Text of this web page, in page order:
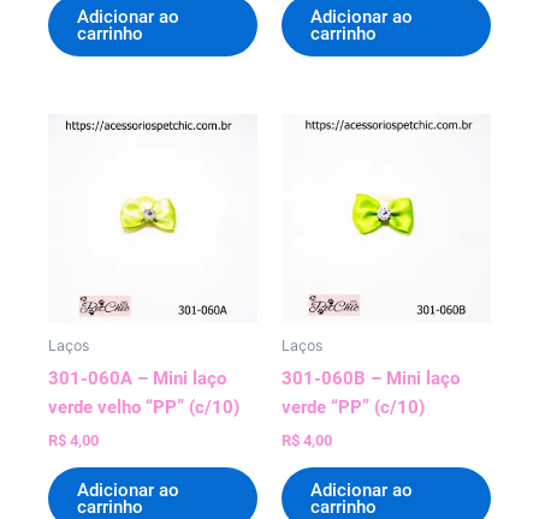
Adicionar ao
carrinho
Adicionar ao
carrinho
Laços
301-060A – Mini laço
verde velho “PP” (c/10)
R$ 4,00
Adicionar ao
carrinho
Laços
301-060B – Mini laço
verde “PP” (c/10)
R$ 4,00
Adicionar ao
carrinho